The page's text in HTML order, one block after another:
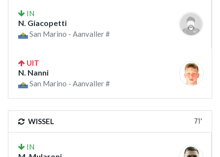
IN
N. Giacopetti
San Marino - Aanvaller #
UIT
N. Nanni
San Marino - Aanvaller #
WISSEL 71'
IN